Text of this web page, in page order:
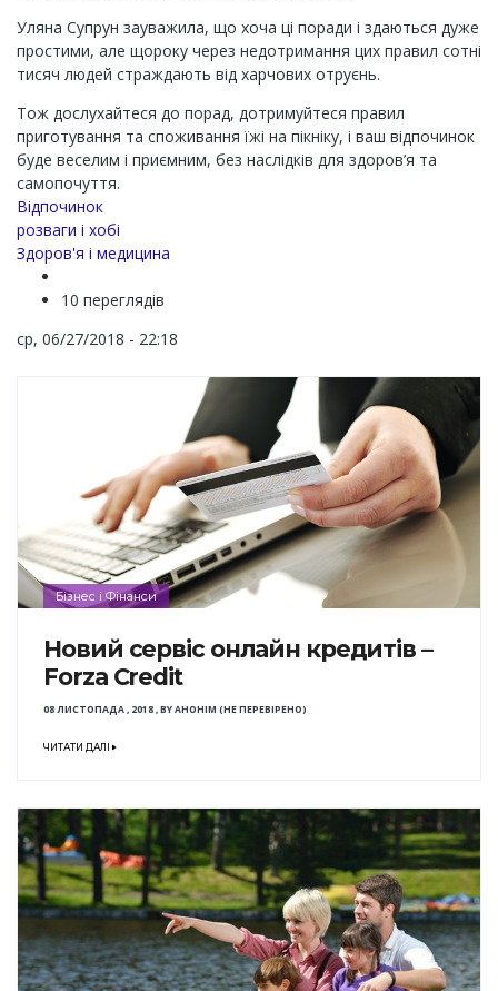
Уляна Супрун зауважила, що хоча ці поради і здаються дуже
простими, але щороку через недотримання цих правил сотні
тисяч людей страждають від харчових отруєнь.
Тож дослухайтеся до порад, дотримуйтеся правил
приготування та споживання їжі на пікніку, і ваш відпочинок
буде веселим і приємним, без наслідків для здоров’я та
самопочуття.
Channel
Відпочинок
розваги і хобі
Здоров'я і медицина
10 переглядів
ср, 06/27/2018 - 22:18
Бізнес і Фінанси
Новий сервіс онлайн кредитів –
Forza Credit
08 ЛИСТОПАДА , 2018,BYАНОНІМ (НЕ ПЕРЕВІРЕНО)
ЧИТАТИ ДАЛІ